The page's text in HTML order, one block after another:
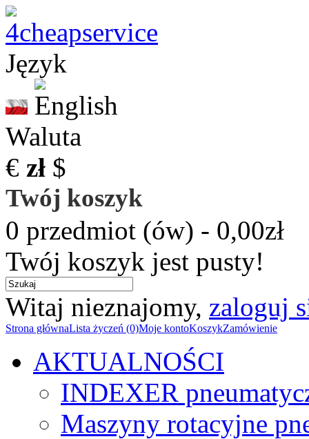
Język
Waluta
€ zł $
Twój koszyk
0 przedmiot (ów) - 0,00zł
Twój koszyk jest pusty!
Witaj nieznajomy, zaloguj
Strona głównaLista życzeń (0)Moje kontoKoszykZamówienie
AKTUALNOŚCI
INDEXER
Maszyny rotacyjne